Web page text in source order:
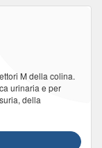
M della colina.
urinaria e per
della